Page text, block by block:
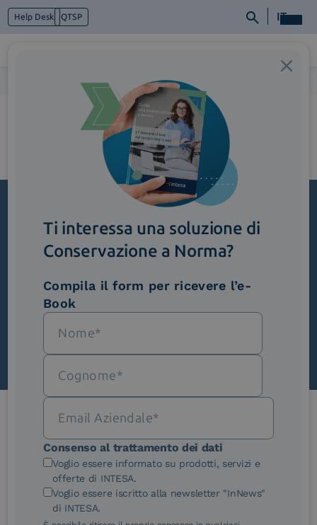
Help Desk QTSP IT
Cosa facciamo
DataDrivenCompany
Iscriviti alla newsletter
Novità, iniziative ed eventi dal mondo della
Scopri InNews
Le nostre certificazioni
Ti interessa una soluzione di
Conservazione a Norma?
Compila il form per ricevere l’e-
Book
Consenso al trattamento dei dati
Voglio essere informato su prodotti, servizi e
offerte di INTESA.
Voglio essere iscritto alla newsletter "InNews"
di INTESA.